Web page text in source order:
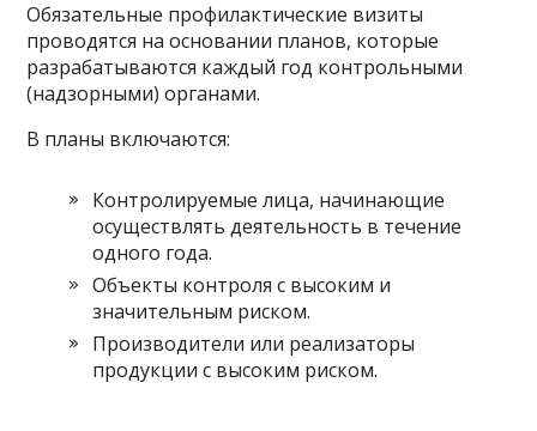
Обязательные профилактические визиты
проводятся на основании планов, которые
разрабатываются каждый год контрольными
(надзорными) органами.
В планы включаются:
Контролируемые лица, начинающие
осуществлять деятельность в течение
одного года.
Объекты контроля с высоким и
значительным риском.
Производители или реализаторы
продукции с высоким риском.